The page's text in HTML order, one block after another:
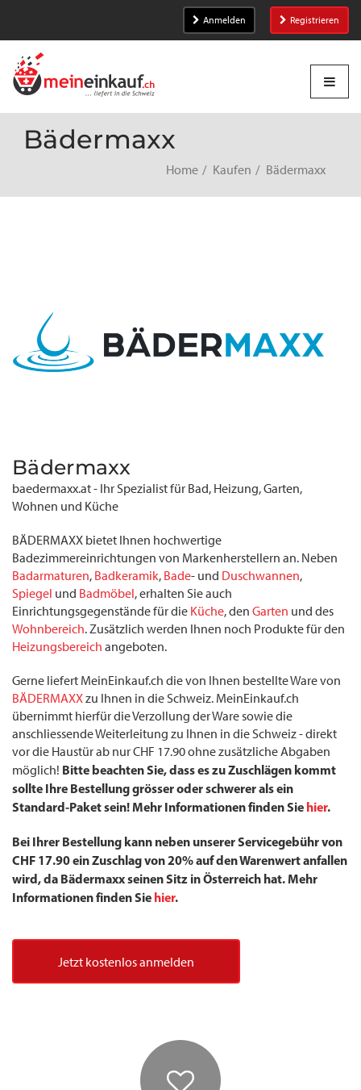
Anmelden Registrieren
Bädermaxx
Home Kaufen Bädermaxx
Bädermaxx
baedermaxx.at - Ihr Spezialist für Bad, Heizung, Garten,
Wohnen und Küche
BÄDERMAXX bietet Ihnen hochwertige
Badezimmereinrichtungen von Markenherstellern an. Neben
Badarmaturen, Badkeramik, Bade- und Duschwannen,
Spiegel und Badmöbel, erhalten Sie auch
Einrichtungsgegenstände für die Küche, den Garten und des
Wohnbereich. Zusätzlich werden Ihnen noch Produkte für den
Heizungsbereich angeboten.
Gerne liefert MeinEinkauf.ch die von Ihnen bestellte Ware von
BÄDERMAXXzu Ihnen in die Schweiz. MeinEinkauf.ch
übernimmt hierfür die Verzollung der Ware sowie die
anschliessende Weiterleitung zu Ihnen in die Schweiz - direkt
vor die Haustür ab nur CHF 17.90 ohne zusätzliche Abgaben
möglich! Bitte beachten Sie, dass es zu Zuschlägen kommt
sollte Ihre Bestellung grösser oder schwerer als ein
Standard-Paket sein! Mehr Informationen finden Sie hier.
Bei Ihrer Bestellung kann neben unserer Servicegebühr von
CHF 17.90 ein Zuschlag von 20% auf den Warenwert anfallen
wird, da Bädermaxx seinen Sitz in Österreich hat. Mehr
Informationen finden Sie hier.
Jetzt kostenlos anmelden